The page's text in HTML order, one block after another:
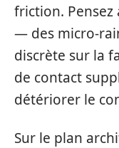
friction.
— des
discrète sur la
de contact
détériorer le
Sur le plan